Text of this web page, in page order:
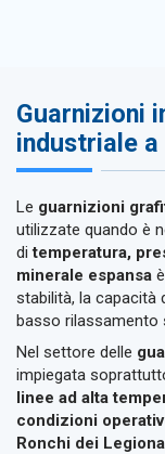
Guarnizioni
industriale a
Le guarnizioni
utilizzate quando è
ditemperatura,
minerale espansa
stabilità, la capacità
basso rilassamento
Nel settore delle
impiegata
linee ad alta
condizioni
Ronchi dei